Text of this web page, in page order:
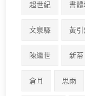
超世紀 書體
文泉驛 黃引
陳繼世 新蒂
倉耳 思雨